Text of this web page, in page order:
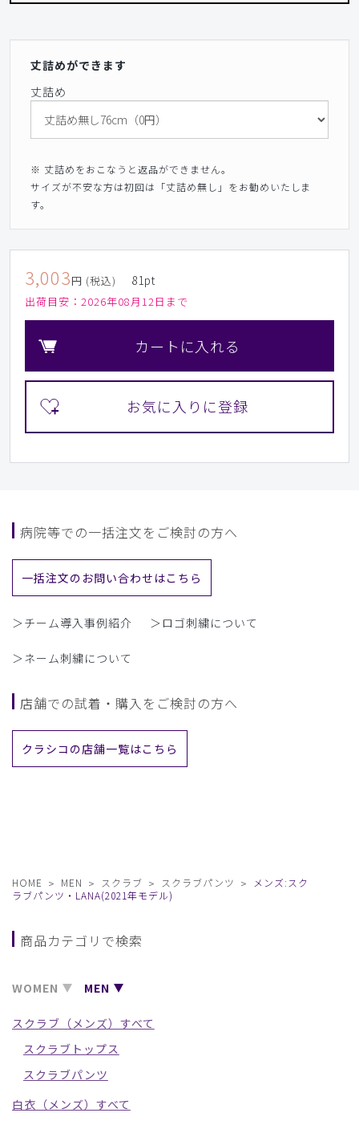
丈詰めができます
丈詰め
※ 丈詰めをおこなうと返品ができません。
サイズが不安な方は初回は「丈詰め無し」をお勧めいたしま
す。
3,003円 (税込) 81pt
出荷目安： 2026年08月12日まで
カートに入れる
病院等での一括注文をご検討の方へ
一括注文のお問い合わせはこちら
＞チーム導入事例紹介 ＞ロゴ刺繍について
＞ネーム刺繍について
店舗での試着・購入をご検討の方へ
クラシコの店舗一覧はこちら
HOME MEN スクラブ スクラブパンツ
メンズ:スク
ラブパンツ・LANA(2021年モデル)
商品カテゴリで検索
WOMEN MEN
スクラブ（メンズ）すべて
スクラブトップス
スクラブパンツ
白衣（メンズ）すべて